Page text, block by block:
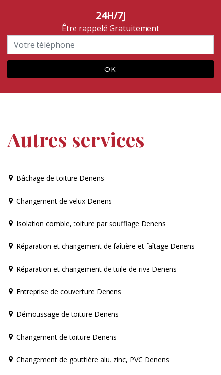
24H/7J
Être rappelé Gratuitement
Autres services
Bâchage de toiture Denens
Changement de velux Denens
Isolation comble, toiture par soufflage Denens
Réparation et changement de faîtière et faîtage Denens
Réparation et changement de tuile de rive Denens
Entreprise de couverture Denens
Démoussage de toiture Denens
Changement de toiture Denens
Changement de gouttière alu, zinc, PVC Denens